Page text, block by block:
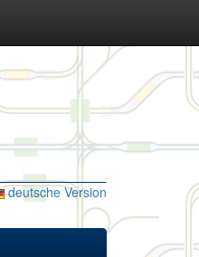
deutsche Version